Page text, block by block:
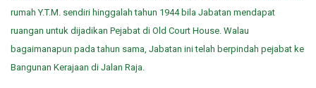
rumah Y.T.M. sendiri hinggalah tahun 1944 bila Jabatan mendapat
ruangan untuk dijadikan Pejabat di Old Court House. Walau
bagaimanapun pada tahun sama, Jabatan ini telah berpindah pejabat ke
Bangunan Kerajaan di Jalan Raja.